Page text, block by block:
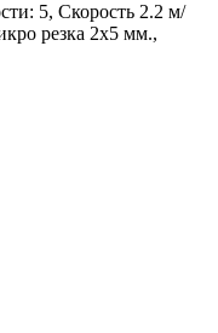
5, Скорость 2.2 м/
резка 2х5 мм.,